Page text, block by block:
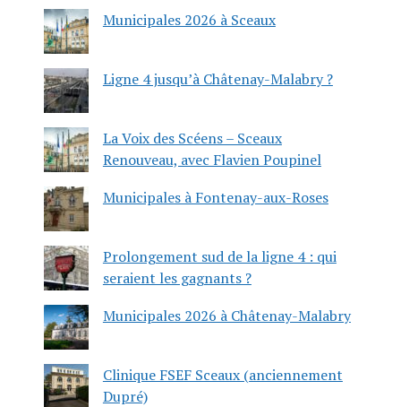
Municipales 2026 à Sceaux
Ligne 4 jusqu’à Châtenay-Malabry ?
La Voix des Scéens – Sceaux
Renouveau, avec Flavien Poupinel
Municipales à Fontenay-aux-Roses
Prolongement sud de la ligne 4 : qui
seraient les gagnants ?
Municipales 2026 à Châtenay-Malabry
Clinique FSEF Sceaux (anciennement
Dupré)